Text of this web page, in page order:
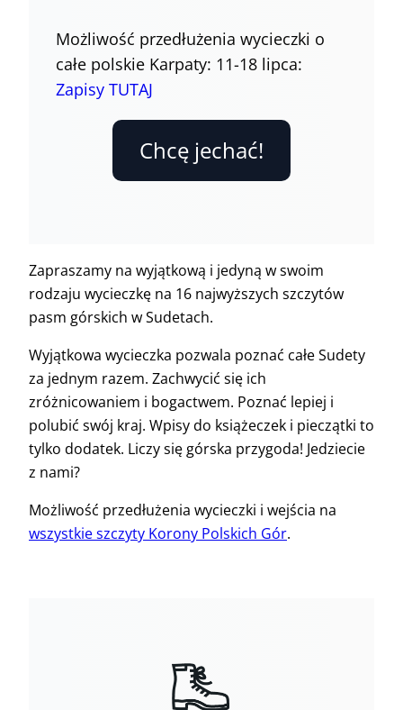
Możliwość przedłużenia wycieczki o
całe polskie Karpaty: 11-18 lipca:
Zapisy TUTAJ
Chcę jechać!
Zapraszamy na wyjątkową i jedyną w swoim
rodzaju wycieczkę na 16 najwyższych szczytów
pasm górskich w Sudetach.
Wyjątkowa wycieczka pozwala poznać całe Sudety
za jednym razem. Zachwycić się ich
zróżnicowaniem i bogactwem. Poznać lepiej i
polubić swój kraj. Wpisy do książeczek i pieczątki to
tylko dodatek. Liczy się górska przygoda! Jedziecie
z nami?
Możliwość przedłużenia wycieczki i wejścia na
wszystkie szczyty Korony Polskich Gór.